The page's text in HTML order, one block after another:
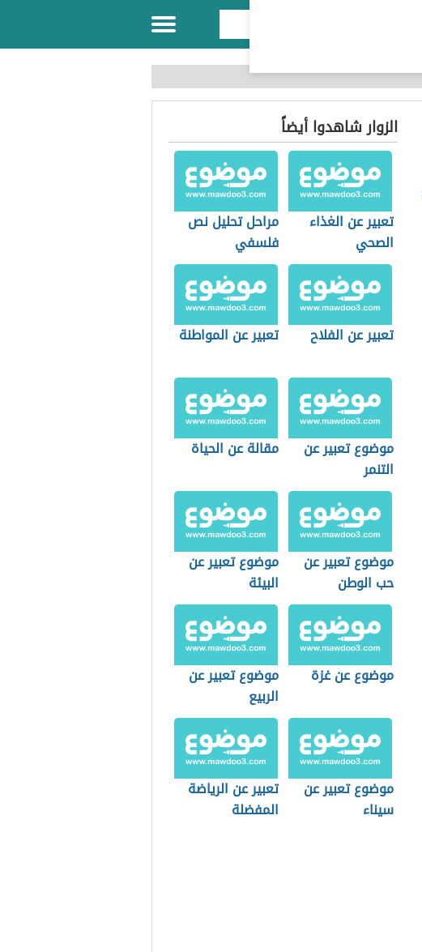
الزوار شاهدوا أيضاً
تعبير عن الغذاء
الصحي
مراحل تحليل نص
فلسفي
تعبير عن الفلاح تعبير عن المواطنة
موضوع تعبير عن
التنمر
مقالة عن الحياة
موضوع تعبير عن
حب الوطن
موضوع تعبير عن
البيئة
موضوع عن غزة
موضوع تعبير عن
الربيع
موضوع تعبير عن
سيناء
تعبير عن الرياضة
المفضلة